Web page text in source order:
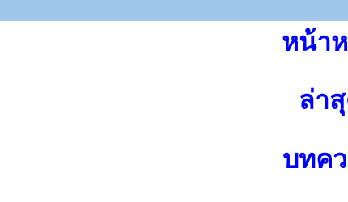
หน้า
ล่า
บทค